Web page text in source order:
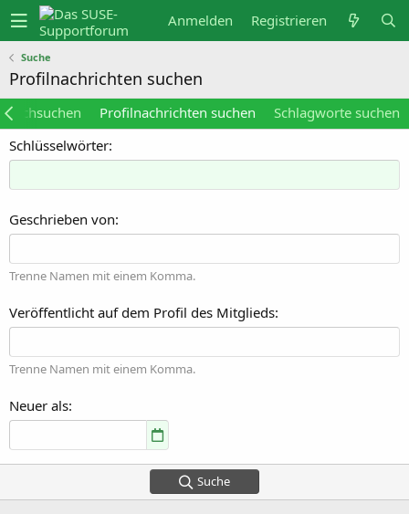
Anmelden Registrieren
Suche
Profilnachrichten suchen
Profilnachrichten suchen
Schlagworte suchen
Schlüsselwörter
Geschrieben von
Trenne Namen mit einem Komma.
Veröffentlicht auf dem Profil des Mitglieds
Trenne Namen mit einem Komma.
Neuer als
Suche